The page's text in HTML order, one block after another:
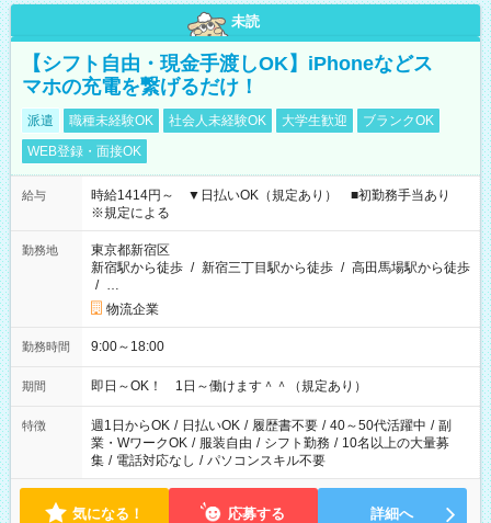
未読
【シフト自由・現金手渡しOK】iPhoneなどス
マホの充電を繋げるだけ！
派遣 職種未経験OK 社会人未経験OK 大学生歓迎
ブランクOK
WEB登録・面接OK
給与
時給1414円～ ▼日払いOK（規定あり） ■初勤務手当あり
※規定による
勤務地
東京都新宿区
新宿駅から徒歩 / 新宿三丁目駅から徒歩 / 高田馬場駅から徒歩
/ …
物流企業
勤務時間 9:00～18:00
期間 即日～OK！ 1日～働けます＾＾（規定あり）
特徴 週1日からOK / 日払いOK / 履歴書不要 / 40～50代活躍中 / 副
業・WワークOK / 服装自由 / シフト勤務 / 10名以上の大量募
集 / 電話対応なし / パソコンスキル不要
気になる！ 応募する 詳細へ